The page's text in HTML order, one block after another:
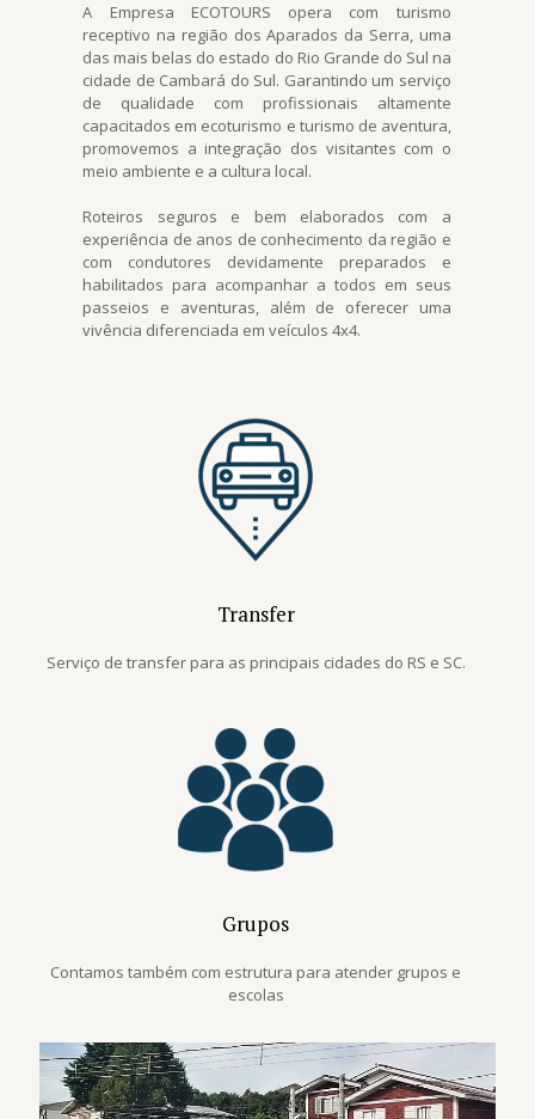
A Empresa ECOTOURS opera com turismo
receptivo na região dos Aparados da Serra, uma
das mais belas do estado do Rio Grande do Sul na
cidade de Cambará do Sul. Garantindo um serviço
de qualidade com profissionais altamente
capacitados em ecoturismo e turismo de aventura,
promovemos a integração dos visitantes com o
meio ambiente e a cultura local.
Roteiros seguros e bem elaborados com a
experiência de anos de conhecimento da região e
com condutores devidamente preparados e
habilitados para acompanhar a todos em seus
passeios e aventuras, além de oferecer uma
vivência diferenciada em veículos 4x4.
Transfer
Serviço de transfer para as principais cidades do RS e SC.
Grupos
Contamos também com estrutura para atender grupos e
escolas